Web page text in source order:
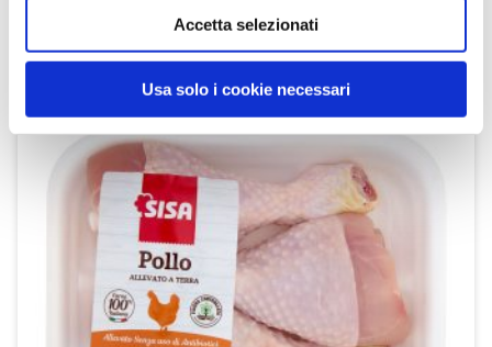
Accetta selezionati
Usa solo i cookie necessari